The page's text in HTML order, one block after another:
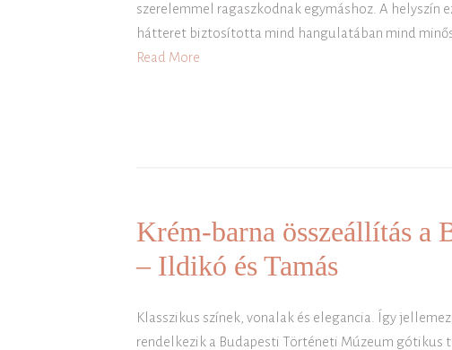
szerelemmel ragaszkodnak egymáshoz. A
hátteret biztosította mind hangulatában mind
Read More
Krém-barna összeállítás a
– Ildikó és Tamás
Klasszikus színek, vonalak és elegancia. Így
rendelkezik a Budapesti Történeti Múzeum gótikus